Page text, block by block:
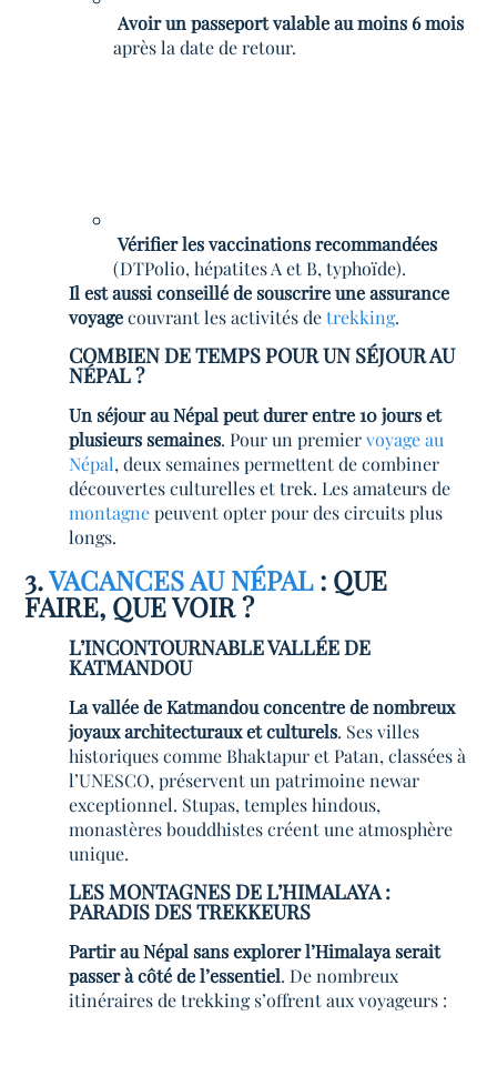
Avoir un passeport valable au moins 6 mois
après la date de retour.
Vérifier les vaccinations recommandées
(DTPolio, hépatites A et B, typhoïde).
Il est aussi conseillé de souscrire une assurance
voyagecouvrant les activités detrekking.
COMBIEN DE TEMPS POUR UN SÉJOUR AU
NÉPAL ?
Un séjour au Népal peut durer entre 10 jours et
plusieurs semaines. Pour un premiervoyage au
Népal, deux semaines permettent de combiner
découvertes culturelles et trek. Les amateurs de
montagnepeuvent opter pour des circuits plus
longs.
3.VACANCES AU NÉPAL: QUE
FAIRE, QUE VOIR ?
L’INCONTOURNABLE VALLÉE DE
KATMANDOU
La vallée de Katmandou concentre de nombreux
joyaux architecturaux et culturels. Ses villes
historiques comme Bhaktapur et Patan, classées à
l’UNESCO, préservent un patrimoine newar
exceptionnel. Stupas, temples hindous,
monastères bouddhistes créent une atmosphère
unique.
LES MONTAGNES DE L’HIMALAYA :
PARADIS DES TREKKEURS
Partir au Népal sans explorer l’Himalaya serait
passer à côté de l’essentiel. De nombreux
itinéraires de trekking s’offrent aux voyageurs :